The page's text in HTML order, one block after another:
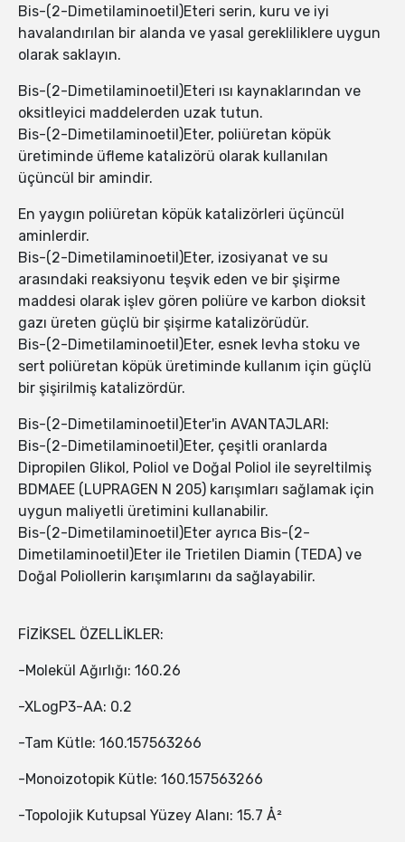
Bis-(2-Dimetilaminoetil)Eteri serin, kuru ve iyi
havalandırılan bir alanda ve yasal gerekliliklere uygun
olarak saklayın.
Bis-(2-Dimetilaminoetil)Eteri ısı kaynaklarından ve
oksitleyici maddelerden uzak tutun.
Bis-(2-Dimetilaminoetil)Eter, poliüretan köpük
üretiminde üfleme katalizörü olarak kullanılan
üçüncül bir amindir.
En yaygın poliüretan köpük katalizörleri üçüncül
aminlerdir.
Bis-(2-Dimetilaminoetil)Eter, izosiyanat ve su
arasındaki reaksiyonu teşvik eden ve bir şişirme
maddesi olarak işlev gören poliüre ve karbon dioksit
gazı üreten güçlü bir şişirme katalizörüdür.
Bis-(2-Dimetilaminoetil)Eter, esnek levha stoku ve
sert poliüretan köpük üretiminde kullanım için güçlü
bir şişirilmiş katalizördür.
Bis-(2-Dimetilaminoetil)Eter'in AVANTAJLARI:
Bis-(2-Dimetilaminoetil)Eter, çeşitli oranlarda
Dipropilen Glikol, Poliol ve Doğal Poliol ile seyreltilmiş
BDMAEE (LUPRAGEN N 205) karışımları sağlamak için
uygun maliyetli üretimini kullanabilir.
Bis-(2-Dimetilaminoetil)Eter ayrıca Bis-(2-
Dimetilaminoetil)Eter ile Trietilen Diamin (TEDA) ve
Doğal Poliollerin karışımlarını da sağlayabilir.
FİZİKSEL ÖZELLİKLER:
-Molekül Ağırlığı: 160.26
-XLogP3-AA: 0.2
-Tam Kütle: 160.157563266
-Monoizotopik Kütle: 160.157563266
-Topolojik Kutupsal Yüzey Alanı: 15.7 Å²